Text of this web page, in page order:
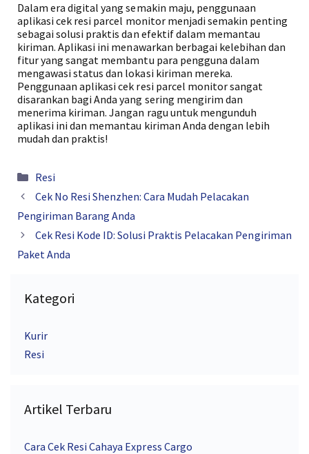
Dalam era digital yang semakin maju, penggunaan
aplikasi cek resi parcel monitor menjadi semakin penting
sebagai solusi praktis dan efektif dalam memantau
kiriman. Aplikasi ini menawarkan berbagai kelebihan dan
fitur yang sangat membantu para pengguna dalam
mengawasi status dan lokasi kiriman mereka.
Penggunaan aplikasi cek resi parcel monitor sangat
disarankan bagi Anda yang sering mengirim dan
menerima kiriman. Jangan ragu untuk mengunduh
aplikasi ini dan memantau kiriman Anda dengan lebih
mudah dan praktis!
Kategori
Resi
Cek No Resi Shenzhen: Cara Mudah Pelacakan
Pengiriman Barang Anda
Cek Resi Kode ID: Solusi Praktis Pelacakan Pengiriman
Paket Anda
Kategori
Kurir
Resi
Artikel Terbaru
Cara Cek Resi Cahaya Express Cargo